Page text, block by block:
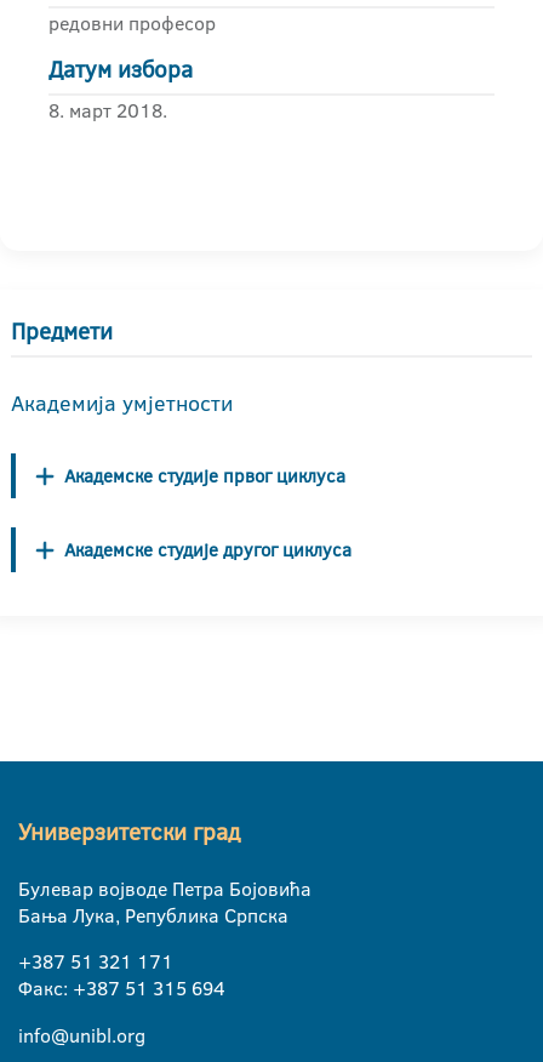
редовни професор
Датум избора
8. март 2018.
Предмети
Академија умјетности
Академске студије првог циклуса
Академске студије другог циклуса
Универзитетски град
Булевар војводе Петра Бојовића
Бања Лука, Република Српска
+387 51 321 171
Факс: +387 51 315 694
info@unibl.org